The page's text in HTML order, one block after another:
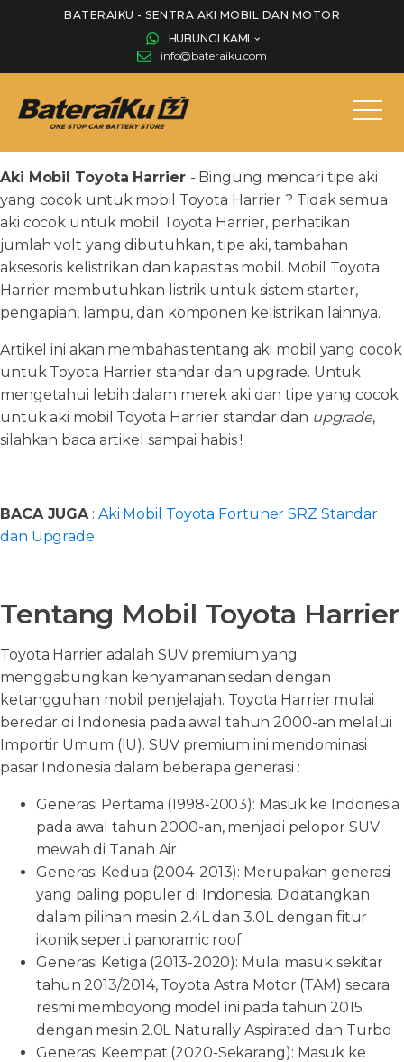
BATERAIKU - SENTRA AKI MOBIL DAN MOTOR
HUBUNGI KAMI
info@bateraiku.com
Aki Mobil Toyota Harrier - Bingung mencari tipe aki
yang cocok untuk mobil Toyota Harrier ? Tidak semua
aki cocok untuk mobil Toyota Harrier, perhatikan
jumlah volt yang dibutuhkan, tipe aki, tambahan
aksesoris kelistrikan dan kapasitas mobil. Mobil Toyota
Harrier membutuhkan listrik untuk sistem starter,
pengapian, lampu, dan komponen kelistrikan lainnya.
Artikel ini akan membahas tentang aki mobil yang cocok
untuk Toyota Harrier standar dan upgrade. Untuk
mengetahui lebih dalam merek aki dan tipe yang cocok
untuk aki mobil Toyota Harrier standar dan upgrade,
silahkan baca artikel sampai habis !
BACA JUGA: Aki Mobil Toyota Fortuner SRZ Standar
dan Upgrade
Tentang Mobil Toyota Harrier
Toyota Harrier adalah SUV premium yang
menggabungkan kenyamanan sedan dengan
ketangguhan mobil penjelajah. Toyota Harrier mulai
beredar di Indonesia pada awal tahun 2000-an melalui
Importir Umum (IU). SUV premium ini mendominasi
pasar Indonesia dalam beberapa generasi :
Generasi Pertama (1998-2003): Masuk ke Indonesia
pada awal tahun 2000-an, menjadi pelopor SUV
mewah di Tanah Air
Generasi Kedua (2004-2013): Merupakan generasi
yang paling populer di Indonesia. Didatangkan
dalam pilihan mesin 2.4L dan 3.0L dengan fitur
ikonik seperti panoramic roof
Generasi Ketiga (2013-2020): Mulai masuk sekitar
tahun 2013/2014, Toyota Astra Motor (TAM) secara
resmi memboyong model ini pada tahun 2015
dengan mesin 2.0L Naturally Aspirated dan Turbo
Generasi Keempat (2020-Sekarang): Masuk ke